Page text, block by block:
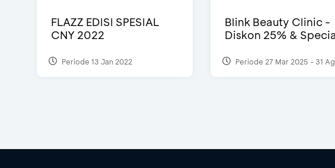
FLAZZ EDISI SPESIAL
CNY 2022
Periode 13 Jan 2022
Blink Beauty Clinic -
Diskon 25% &
Periode 27 Mar 2025 - 31